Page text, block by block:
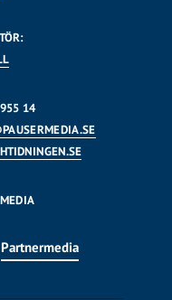
14
Partnermedia